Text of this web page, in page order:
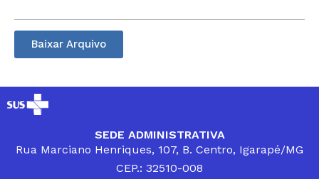
Baixar Arquivo
SEDE ADMINISTRATIVA
Rua Marciano Henriques, 107, B. Centro, Igarapé/MG
CEP.: 32510-008